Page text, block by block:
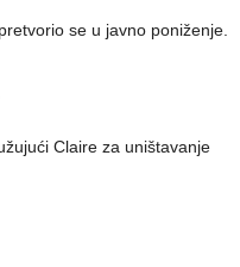
se u javno poniženje.
Claire za uništavanje